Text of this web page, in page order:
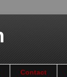
Contact